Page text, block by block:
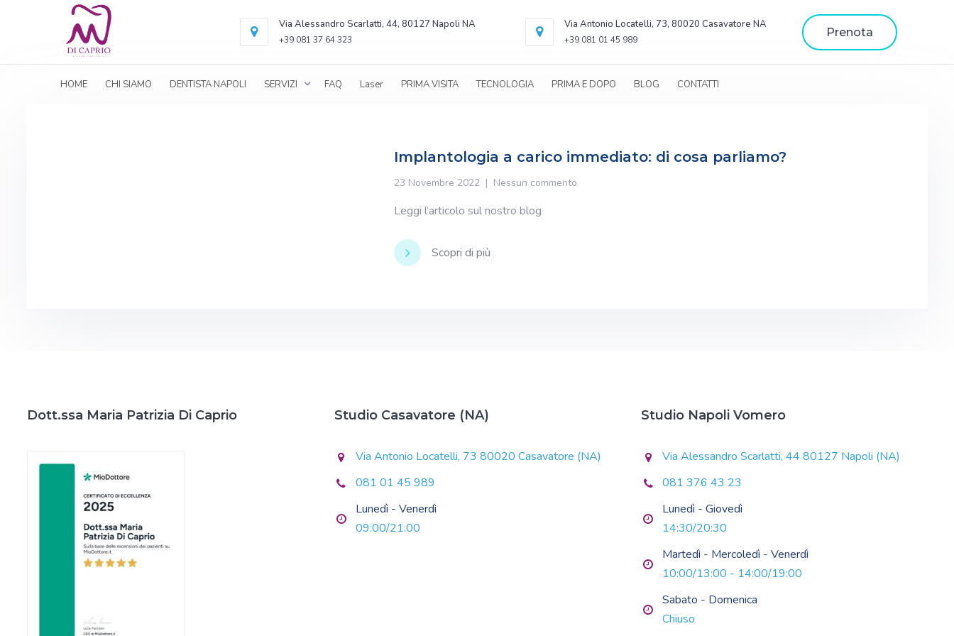
Via Alessandro Scarlatti, 44, 80127 Napoli NA
+39 081 37 64 323
Via Antonio Locatelli, 73, 80020 Casavatore NA
+39 081 01 45 989
Prenota
HOME CHI SIAMO DENTISTA NAPOLI SERVIZI FAQ Laser PRIMA VISITA TECNOLOGIA PRIMA E DOPO BLOG CONTATTI
Implantologia a carico immediato: di cosa parliamo?
23 Novembre 2022 Nessun commento
Leggi l’articolo sul nostro blog
Scopri di più
Dott.ssa Maria Patrizia Di Caprio Studio Casavatore (NA)
Via Antonio Locatelli, 73 80020 Casavatore (NA)
081 01 45 989
Lunedì - Venerdì
09:00/21:00
Studio Napoli Vomero
Via Alessandro Scarlatti, 44 80127 Napoli (NA)
081 376 43 23
Lunedì - Giovedì
14:30/20:30
Martedì - Mercoledì - Venerdì
10:00/13:00 - 14:00/19:00
Sabato - Domenica
Chiuso